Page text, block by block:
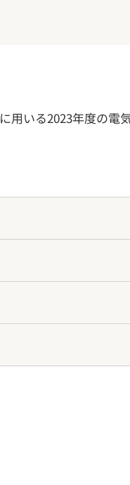
用いる2023年度の電